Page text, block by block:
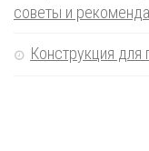
советы и
Конструкция